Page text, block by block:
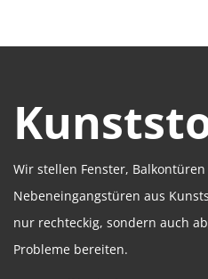
Wir stellen Fenster,
Nebeneingangstüren aus
nur rechteckig, sondern auch
Probleme bereiten.